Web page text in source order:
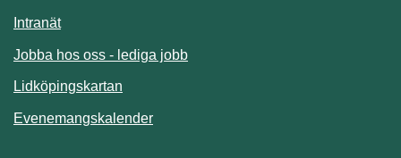
IntranätLänk till annan webbplats.
Jobba hos oss - lediga jobb
Lidköpingskartan
EvenemangskalenderLänk till annan webbplats.